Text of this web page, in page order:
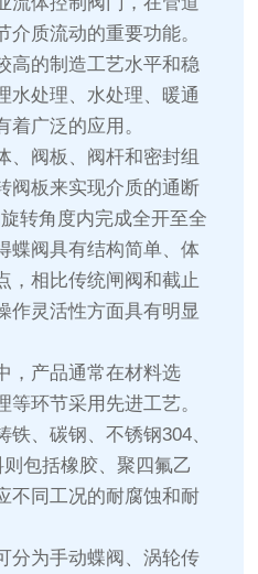
质流动的重要功能。
高的制造工艺水平和稳
水处理、水处理、暖通
着广泛的应用。
、阀板、阀杆和密封组
阀板来实现介质的通断
转角度内完成全开至全
蝶阀具有结构简单、体
，相比传统闸阀和截止
作灵活性方面具有明显
，产品通常在材料选
环节采用先进工艺。
、碳钢、不锈钢304、
包括橡胶、聚四氟乙
不同工况的耐腐蚀和耐
分为手动蝶阀、涡轮传